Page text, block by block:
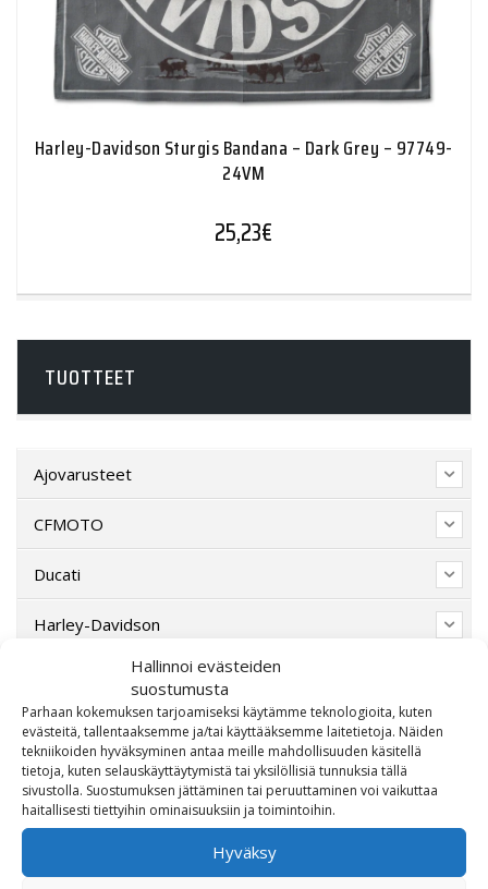
Hallinnoi evästeiden
suostumusta
Parhaan kokemuksen tarjoamiseksi käytämme teknologioita, kuten
evästeitä, tallentaaksemme ja/tai käyttääksemme laitetietoja. Näiden
tekniikoiden hyväksyminen antaa meille mahdollisuuden käsitellä
tietoja, kuten selauskäyttäytymistä tai yksilöllisiä tunnuksia tällä
sivustolla. Suostumuksen jättäminen tai peruuttaminen voi vaikuttaa
haitallisesti tiettyihin ominaisuuksiin ja toimintoihin.
Hyväksy
Harley-Davidson Sturgis Bandana – Dark Grey – 97749-
24VM
25,23€
TUOTTEET
Ajovarusteet
CFMOTO
Ducati
Harley-Davidson
Indian Motorcycle
Lahjakortti
Lisävarusteet
Poistotori
Polaris